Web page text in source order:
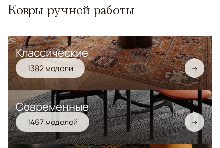
Ковры ручной работы
Классические
1382 модели →
Современные
1467 моделей →